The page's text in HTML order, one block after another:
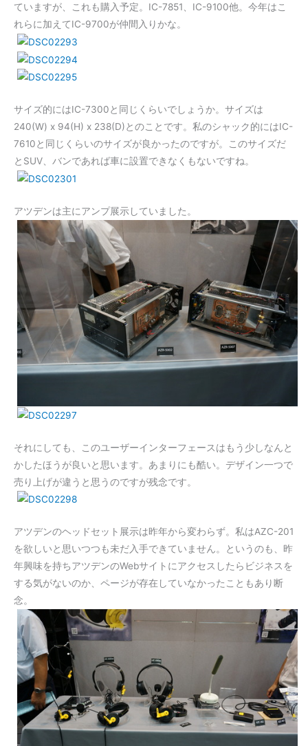
ていますが、これも購入予定。IC-7851、IC-9100他。今年はこ
れらに加えてIC-9700が仲間入りかな。
サイズ的にはIC-7300と同じくらいでしょうか。サイズは
240(W) x 94(H) x 238(D)とのことです。私のシャック的にはIC-
7610と同じくらいのサイズが良かったのですが。このサイズだ
とSUV、バンであれば車に設置できなくもないですね。
アツデンは主にアンプ展示していました。
それにしても、このユーザーインターフェースはもう少しなんと
かしたほうが良いと思います。あまりにも酷い。デザイン一つで
売り上げが違うと思うのですが残念です。
アツデンのヘッドセット展示は昨年から変わらず。私はAZC-201
を欲しいと思いつつも未だ入手できていません。というのも、昨
年興味を持ちアツデンのWebサイトにアクセスしたらビジネスを
する気がないのか、ページが存在していなかったこともあり断
念。